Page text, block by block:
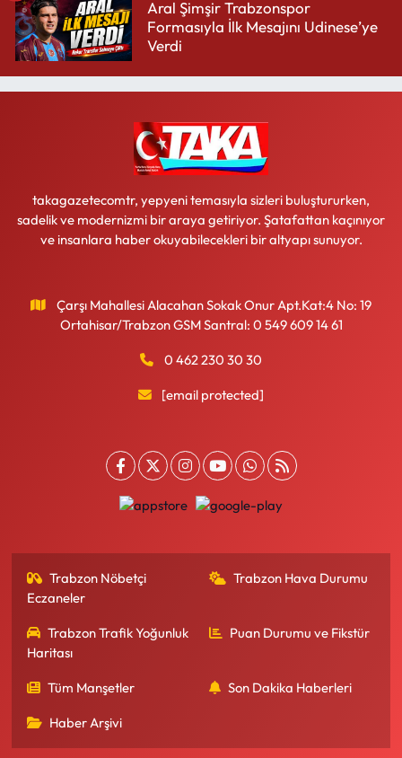
Aral Şimşir Trabzonspor
Formasıyla İlk Mesajını Udinese’ye
Verdi
takagazetecomtr, yepyeni temasıyla sizleri buluştururken,
sadelik ve modernizmi bir araya getiriyor. Şatafattan kaçınıyor
ve insanlara haber okuyabilecekleri bir altyapı sunuyor.
Çarşı Mahallesi Alacahan Sokak Onur Apt.Kat:4 No: 19
Ortahisar/Trabzon GSM Santral: 0 549 609 14 61
0 462 230 30 30
[email protected]
Trabzon Nöbetçi
Eczaneler
Trabzon Hava Durumu
Trabzon Trafik Yoğunluk
Haritası
Puan Durumu ve Fikstür
Tüm Manşetler Son Dakika Haberleri
Haber Arşivi